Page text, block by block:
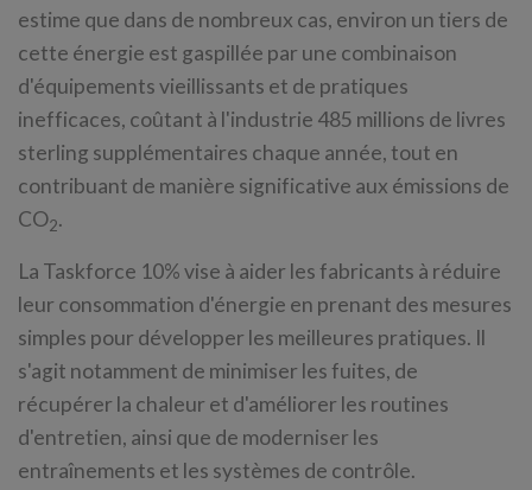
estime que dans de nombreux cas, environ un tiers de
cette énergie est gaspillée par une combinaison
d'équipements vieillissants et de pratiques
inefficaces, coûtant à l'industrie 485 millions de livres
sterling supplémentaires chaque année, tout en
contribuant de manière significative aux émissions de
CO2.
La Taskforce 10% vise à aider les fabricants à réduire
leur consommation d'énergie en prenant des mesures
simples pour développer les meilleures pratiques. Il
s'agit notamment de minimiser les fuites, de
récupérer la chaleur et d'améliorer les routines
d'entretien, ainsi que de moderniser les
entraînements et les systèmes de contrôle.